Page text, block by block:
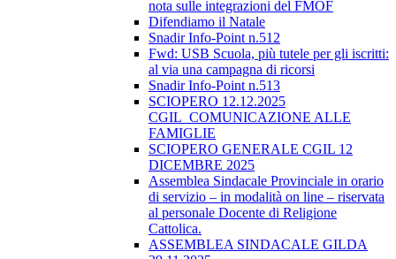
nota sulle integrazioni del FMOF
Difendiamo il Natale
Snadir Info-Point n.512
Fwd: USB Scuola, più tutele per gli iscritti:
al via una campagna di ricorsi
Snadir Info-Point n.513
SCIOPERO 12.12.2025
CGIL_COMUNICAZIONE ALLE
FAMIGLIE
SCIOPERO GENERALE CGIL 12
DICEMBRE 2025
Assemblea Sindacale Provinciale in orario
di servizio – in modalità on line – riservata
al personale Docente di Religione
Cattolica.
ASSEMBLEA SINDACALE GILDA